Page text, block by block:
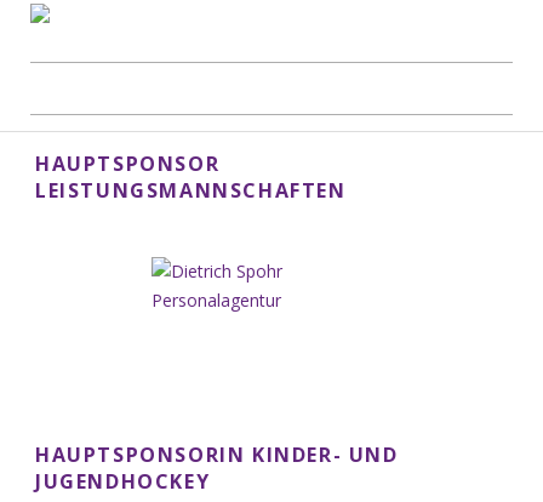
HAUPTSPONSOR
LEISTUNGSMANNSCHAFTEN
HAUPTSPONSORIN KINDER- UND
JUGENDHOCKEY